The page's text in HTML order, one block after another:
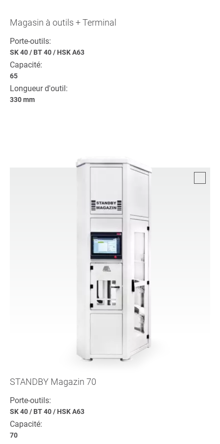
Magasin à outils + Terminal
Porte-outils:
SK 40/ BT 40/ HSK A63
Capacité:
65
Longueur d'outil:
330 mm
STANDBY Magazin 70
Porte-outils:
SK 40/ BT 40/ HSK A63
Capacité:
70